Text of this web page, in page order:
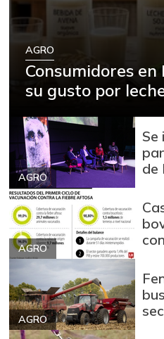
AGRO
Consumidores en
su gusto por
AGRO
de
AGRO
AGRO